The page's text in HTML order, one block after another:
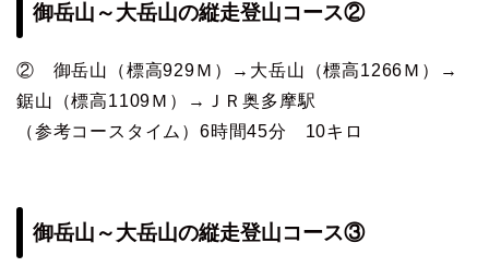
御岳山～大岳山の縦走登山コース②
② 御岳山（標高929Ｍ）→大岳山（標高1266Ｍ）→
鋸山（標高1109Ｍ）→ＪＲ奥多摩駅
（参考コースタイム）6時間45分 10キロ
御岳山～大岳山の縦走登山コース③